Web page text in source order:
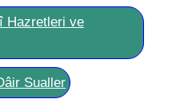
Hazretleri ve
Sualler